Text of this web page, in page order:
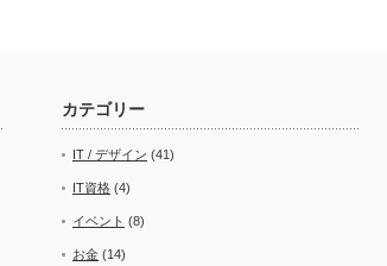
カテゴリー
IT / デザイン (41)
IT資格 (4)
イベント (8)
お金 (14)